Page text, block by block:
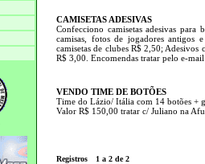
CAMISETAS ADESIVAS
Confecciono camisetas adesivas para
camisas, fotos de jogadores antigos
camisetas de clubes R$ 2,50;
R$ 3,00. Encomendas tratar pelo e-
VENDO TIME DE BOTÕES
Time do Lázio/ Itália com 14 botões +
Valor R$ 150,00 tratar c/ Juliano na
Registros 1 a 2 de 2